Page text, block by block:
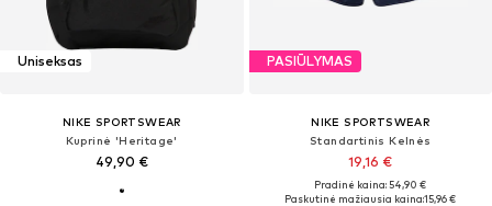
Uniseksas
NIKE SPORTSWEAR
Kuprinė 'Heritage'
49,90 €
PASIŪLYMAS
NIKE SPORTSWEAR
Standartinis Kelnės
19,16 €
Pradinė kaina: 54,90 €
Paskutinė mažiausia kaina:15,96 €